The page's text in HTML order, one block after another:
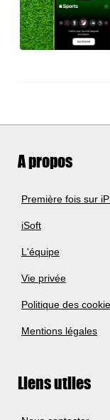
A propos
Première fois sur
iSoft
L'équipe
Vie privée
Politique des
Mentions légales
Liens utiles